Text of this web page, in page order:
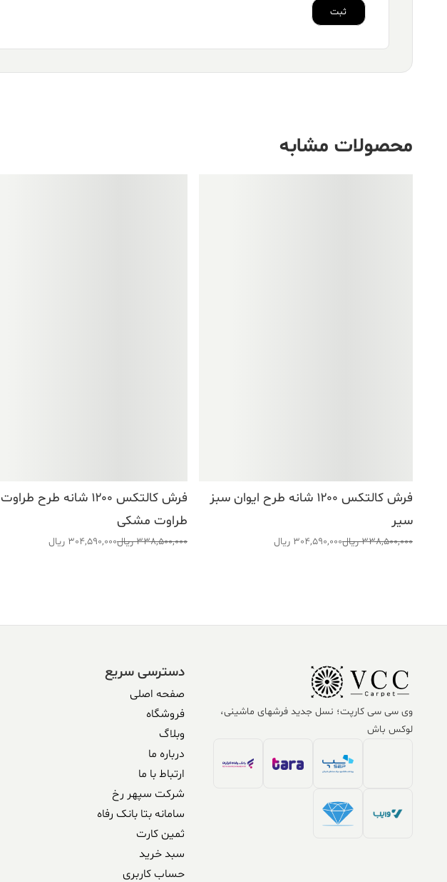
محصولات مشابه
فرش کالتکس ۱۲۰۰ شانه طرح ایوان سبز
سیر
338,500,000 ریال
قیمت
304,590,000 ریال
قیمت
فرش کالتکس ۱۲۰۰ شانه طرح طراوت
طراوت مشکی
338,500,000 ریال
قیمت
304,590,000 ریال
قیمت
وی سی سی کارپت؛ نسل جدید فرشهای ماشینی،
لوکس باش
دسترسی سریع
صفحه اصلی
فروشگاه
وبلاگ
درباره ما
ارتباط با ما
شرکت سپهر رخ
سامانه بتا بانک رفاه
ثمین کارت
سبد خرید
حساب کاربری